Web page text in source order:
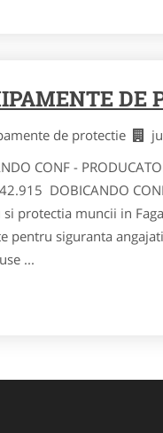
DE
de protectie
CONF -
DOBICANDO
si protectia muncii in
pentru siguranta
...